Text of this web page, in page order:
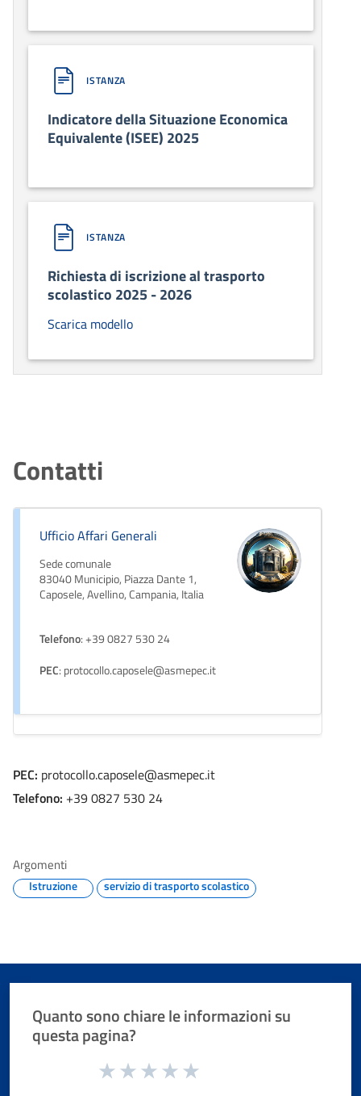
ISTANZA
Indicatore della Situazione Economica
Equivalente (ISEE) 2025
ISTANZA
Richiesta di iscrizione al trasporto
scolastico 2025 - 2026
Scarica modello
Contatti
Ufficio Affari Generali
Sede comunale
83040 Municipio, Piazza Dante 1,
Caposele, Avellino, Campania, Italia
Telefono: +39 0827 530 24
PEC: protocollo.caposele@asmepec.it
PEC: protocollo.caposele@asmepec.it
Telefono: +39 0827 530 24
Argomenti
Istruzione servizio di trasporto scolastico
Quanto sono chiare le informazioni su
questa pagina?
Valuta da 1 a 5 stelle la pagina